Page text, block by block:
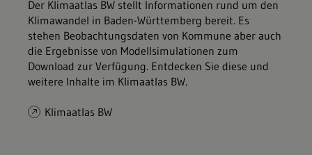
Der Klimaatlas BW stellt Informationen rund um den
Klimawandel in Baden-Württemberg bereit. Es
stehen Beobachtungsdaten von Kommune aber auch
die Ergebnisse von Modellsimulationen zum
Download zur Verfügung. Entdecken Sie diese und
weitere Inhalte im Klimaatlas BW.
Klimaatlas BW